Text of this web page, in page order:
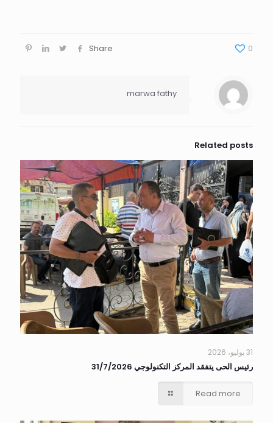
Share 0
marwa fathy
Related posts
31 يوليو، 2026
رئيس الحى يتفقد المركز التكنولوجي 31/7/2026
Read more